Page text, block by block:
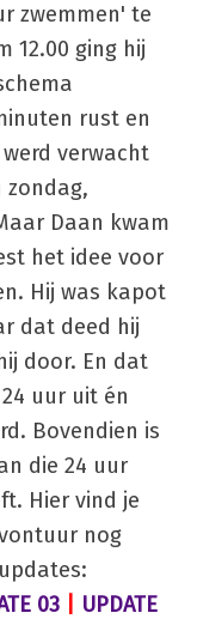
zwemmen' te
12.00 ging hij
rust en
verwacht
zondag,
Daan kwam
het idee voor
Hij was kapot
dat deed hij
door. En dat
uur uit én
Bovendien is
die 24 uur
Hier vind je
nog
03|
UPDATE